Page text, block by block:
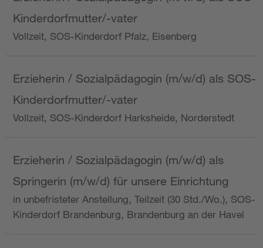
Kinderdorfmutter/-vater
Vollzeit, SOS-Kinderdorf Pfalz, Eisenberg
Erzieherin / Sozialpädagogin (m/w/d) als SOS-
Kinderdorfmutter/-vater
Vollzeit, SOS-Kinderdorf Harksheide, Norderstedt
Erzieherin / Sozialpädagogin (m/w/d) als
Springerin (m/w/d) für unsere Einrichtung
in unbefristeter Anstellung, Teilzeit (30 Std./Wo.), SOS-
Kinderdorf Brandenburg, Brandenburg an der Havel